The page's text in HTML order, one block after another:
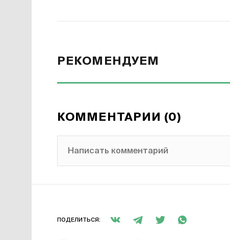
РЕКОМЕНДУЕМ
КОММЕНТАРИИ (0)
Написать комментарий
ПОДЕЛИТЬСЯ: